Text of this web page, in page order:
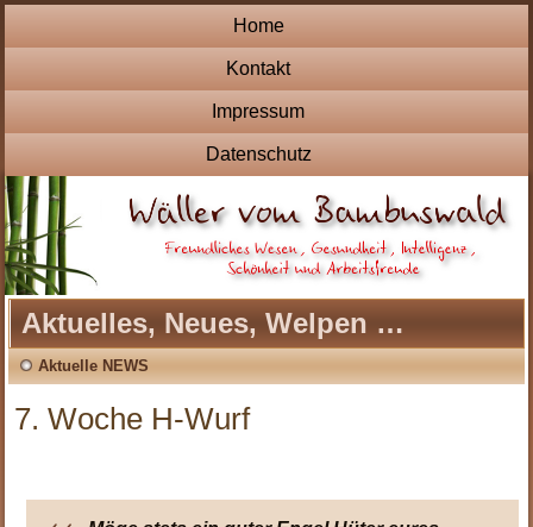
Home
Kontakt
Impressum
Datenschutz
Aktuelles, Neues, Welpen …
Aktuelle NEWS
7. Woche H-Wurf